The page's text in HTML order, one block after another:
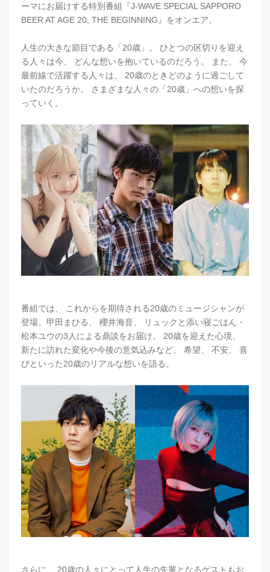
ーマにお届けする特別番組『J-WAVE SPECIAL SAPPORO
BEER AT AGE 20, THE BEGINNING』をオンエア。
人生の大きな節目である「20歳」。 ひとつの区切りを迎え
る人々は今、 どんな想いを抱いているのだろう。 また、 今
最前線で活躍する人々は、 20歳のときどのように過ごして
いたのだろうか。 さまざまな人々の「20歳」への想いを探
っていく。
番組では、 これからを期待される20歳のミュージシャンが
登場。甲田まひる、 櫻井海音、 リュックと添い寝ごはん・
松本ユウの3人による鼎談をお届け。 20歳を迎えた心境、
新たに訪れた変化や今後の意気込みなど、 希望、 不安、 喜
びといった20歳のリアルな想いを語る。
さらに、 20歳の人々にとって人生の先輩となるゲストもお